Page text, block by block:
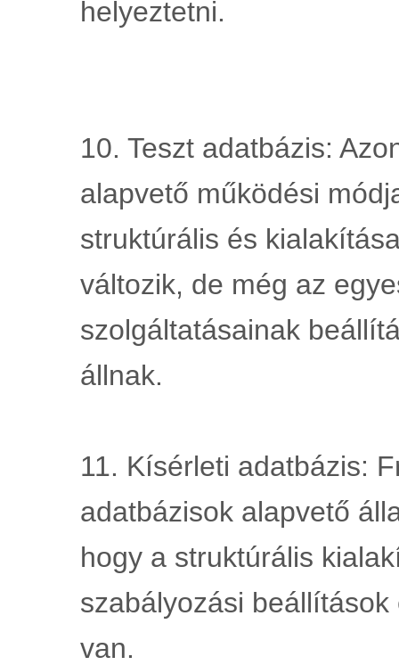
10. Teszt adatbázis:
alapvető működési
struktúrális és
változik, de még az
szolgáltatásainak
állnak.
11. Kísérleti adatbázis:
adatbázisok alapvető
hogy a struktúrális
szabályozási
van.